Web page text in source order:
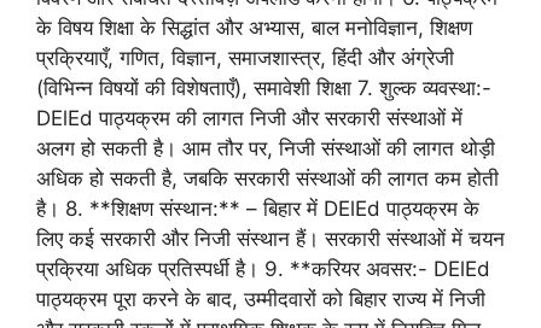
के विषय शिक्षा के सिद्धांत और अभ्यास, बाल मनोविज्ञान, शिक्षण
प्रक्रियाएँ, गणित, विज्ञान, समाजशास्त्र, हिंदी और अंग्रेजी
(विभिन्न विषयों की विशेषताएँ), समावेशी शिक्षा 7. शुल्क व्यवस्था:-
DElEd पाठ्यक्रम की लागत निजी और सरकारी संस्थाओं में
अलग हो सकती है। आम तौर पर, निजी संस्थाओं की लागत थोड़ी
अधिक हो सकती है, जबकि सरकारी संस्थाओं की लागत कम होती
है। 8. **शिक्षण संस्थान:** – बिहार में DElEd पाठ्यक्रम के
लिए कई सरकारी और निजी संस्थान हैं। सरकारी संस्थाओं में चयन
प्रक्रिया अधिक प्रतिस्पर्धी है। 9. **करियर अवसर:- DElEd
पाठ्यक्रम पूरा करने के बाद, उम्मीदवारों को बिहार राज्य में निजी